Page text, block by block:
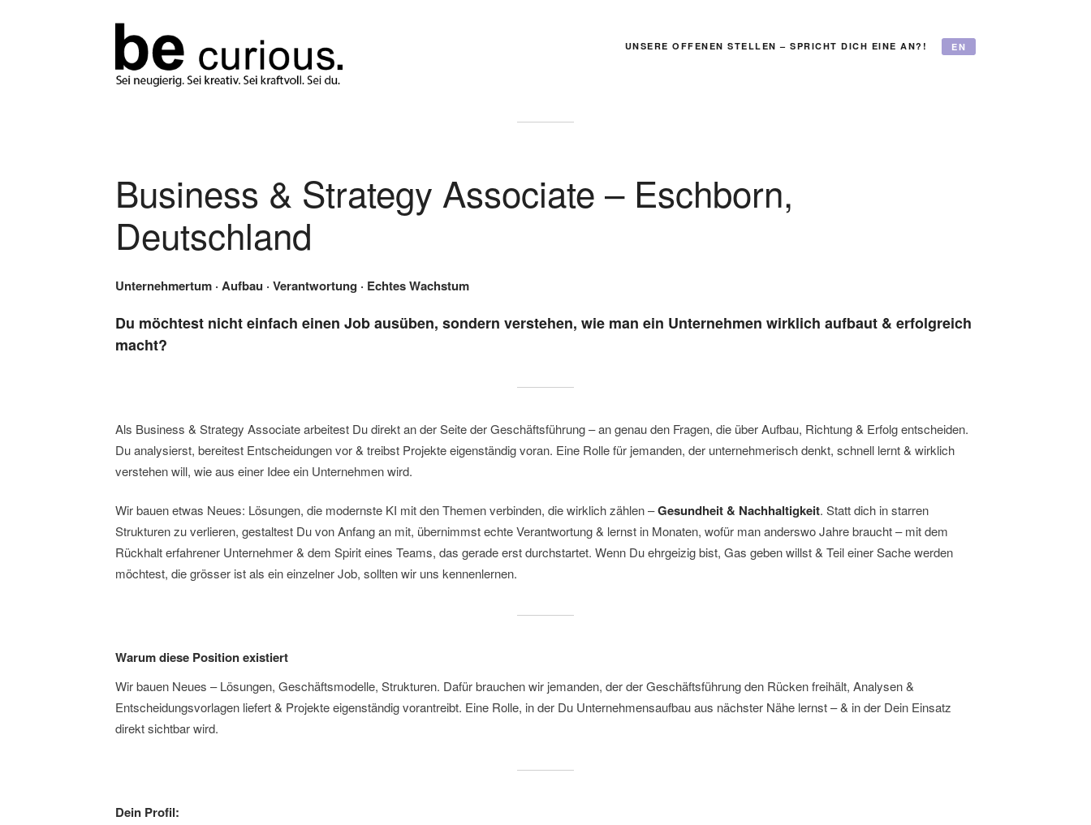
UNSERE OFFENEN STELLEN – SPRICHT DICH EINE AN?! EN
Business & Strategy Associate – Eschborn,
Deutschland
Unternehmertum · Aufbau · Verantwortung · Echtes Wachstum
Du möchtest nicht einfach einen Job ausüben, sondern verstehen, wie man ein Unternehmen wirklich aufbaut & erfolgreich
macht?
Als Business & Strategy Associate arbeitest Du direkt an der Seite der Geschäftsführung – an genau den Fragen, die über Aufbau, Richtung & Erfolg entscheiden.
Du analysierst, bereitest Entscheidungen vor & treibst Projekte eigenständig voran. Eine Rolle für jemanden, der unternehmerisch denkt, schnell lernt & wirklich
verstehen will, wie aus einer Idee ein Unternehmen wird.
Wir bauen etwas Neues: Lösungen, die modernste KI mit den Themen verbinden, die wirklich zählen –Gesundheit & Nachhaltigkeit. Statt dich in starren
Strukturen zu verlieren, gestaltest Du von Anfang an mit, übernimmst echte Verantwortung & lernst in Monaten, wofür man anderswo Jahre braucht – mit dem
Rückhalt erfahrener Unternehmer & dem Spirit eines Teams, das gerade erst durchstartet. Wenn Du ehrgeizig bist, Gas geben willst & Teil einer Sache werden
möchtest, die grösser ist als ein einzelner Job, sollten wir uns kennenlernen.
Warum diese Position existiert
Wir bauen Neues – Lösungen, Geschäftsmodelle, Strukturen. Dafür brauchen wir jemanden, der der Geschäftsführung den Rücken freihält, Analysen &
Entscheidungsvorlagen liefert & Projekte eigenständig vorantreibt. Eine Rolle, in der Du Unternehmensaufbau aus nächster Nähe lernst – & in der Dein Einsatz
direkt sichtbar wird.
Dein Profil: